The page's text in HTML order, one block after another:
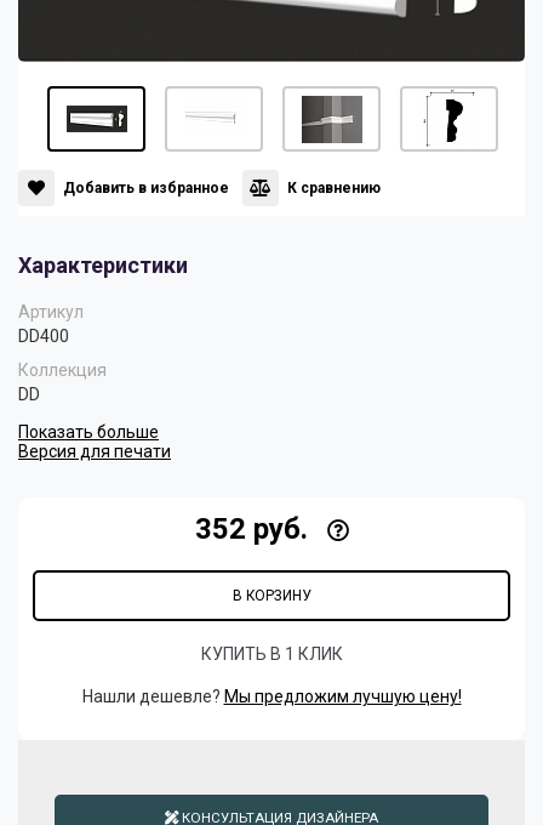
Пилястры
Плинтусы
Скрытое освещение
Нео Классика
Султан
Хай Тек
Цветные плинтусы
Добавить в избранное К сравнению
Характеристики
Артикул
DD400
Коллекция
DD
Показать больше
Версия для печати
352 руб.
В КОРЗИНУ
КУПИТЬ В 1 КЛИК
Нашли дешевле? Мы предложим лучшую цену!
КОНСУЛЬТАЦИЯ ДИЗАЙНЕРА